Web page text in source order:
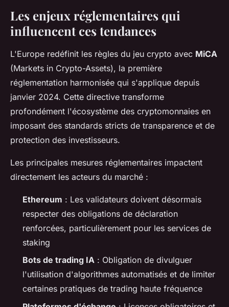
Les enjeux réglementaires qui
influencent ces tendances
L'Europe redéfinit les règles du jeu crypto avec MiCA
(Markets in Crypto-Assets), la première
réglementation harmonisée qui s'applique depuis
janvier 2024. Cette directive transforme
profondément l'écosystème des cryptomonnaies en
imposant des standards stricts de transparence et de
protection des investisseurs.
Les principales mesures réglementaires impactent
directement les acteurs du marché :
Ethereum : Les validateurs doivent désormais
respecter des obligations de déclaration
renforcées, particulièrement pour les services de
staking
Bots de trading IA : Obligation de divulguer
l'utilisation d'algorithmes automatisés et de limiter
certaines pratiques de trading haute fréquence